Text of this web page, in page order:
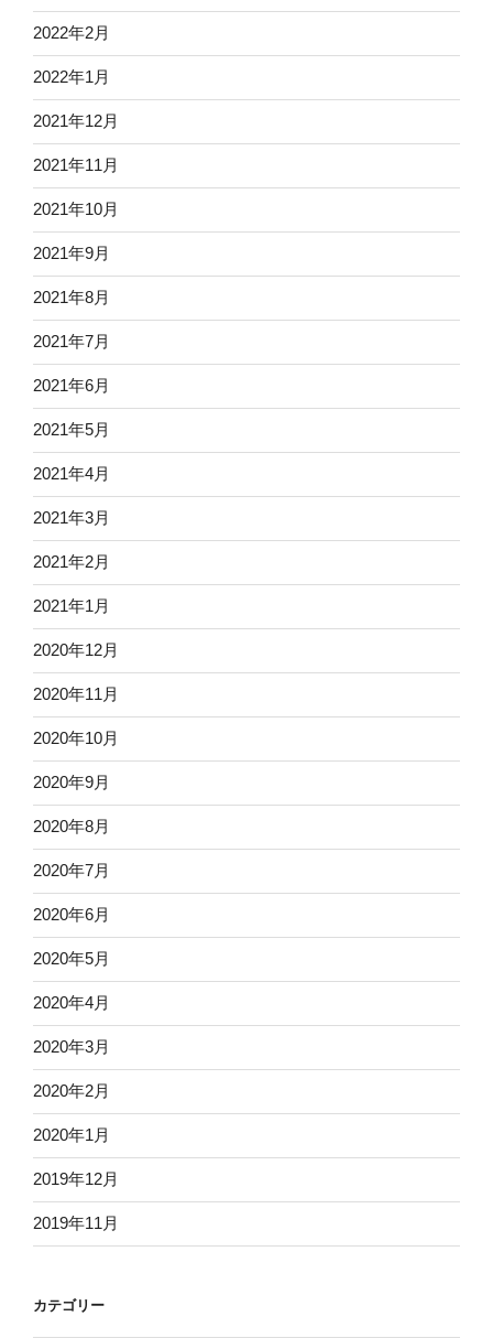
2022年2月
2022年1月
2021年12月
2021年11月
2021年10月
2021年9月
2021年8月
2021年7月
2021年6月
2021年5月
2021年4月
2021年3月
2021年2月
2021年1月
2020年12月
2020年11月
2020年10月
2020年9月
2020年8月
2020年7月
2020年6月
2020年5月
2020年4月
2020年3月
2020年2月
2020年1月
2019年12月
2019年11月
カテゴリー